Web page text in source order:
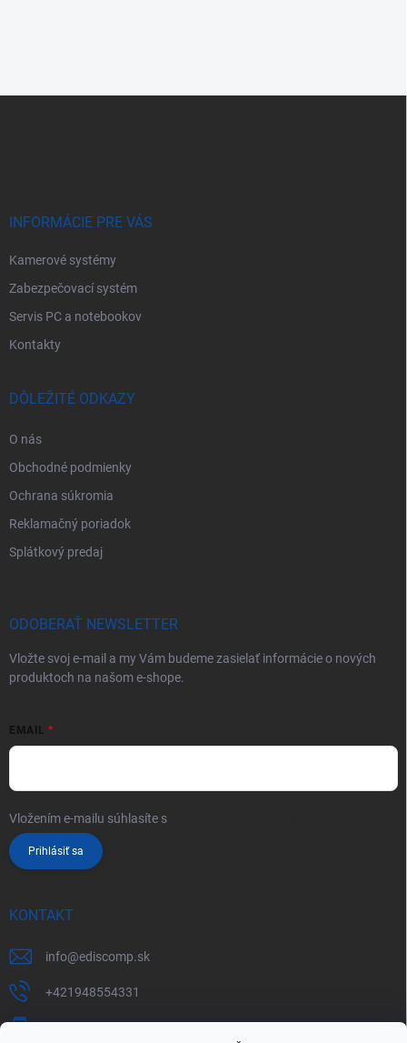
INFORMÁCIE PRE VÁS
Kamerové systémy
Zabezpečovací systém
Servis PC a notebookov
Kontakty
DÔLEŽITÉ ODKAZY
O nás
Obchodné podmienky
Ochrana súkromia
Reklamačný poriadok
Splátkový predaj
ODOBERAŤ NEWSLETTER
Vložte svoj e-mail a my Vám budeme zasielať informácie o nových
produktoch na našom e-shope.
EMAIL
Vložením e-mailu súhlasíte s
Prihlásiť sa
KONTAKT
info@ediscomp.sk
+421948554331